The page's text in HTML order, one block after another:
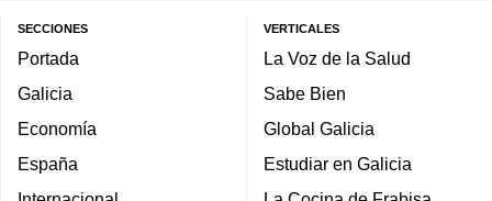
SECCIONES
Portada
Galicia
Economía
España
VERTICALES
La Voz de la Salud
Sabe Bien
Global Galicia
Estudiar en Galicia